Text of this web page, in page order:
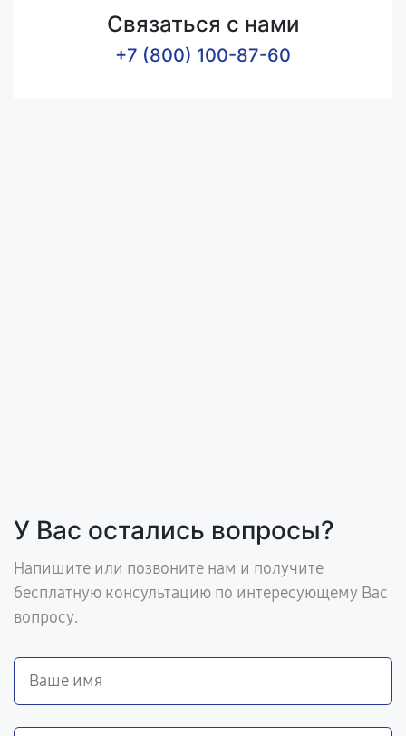
Связаться с нами
+7 (800) 100-87-60
У Вас остались вопросы?
Напишите или позвоните нам и получите
бесплатную консультацию по интересующему Вас
вопросу.